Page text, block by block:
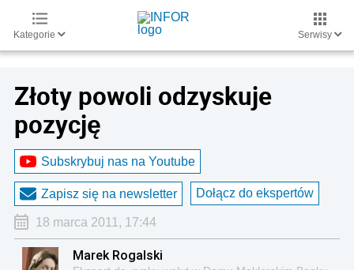
Kategorie Serwisy
Złoty powoli odzyskuje
pozycję
Subskrybuj nas na Youtube
Zapisz się na newsletter Dołącz do ekspertów
18 marca 2011, 17:44
Marek Rogalski